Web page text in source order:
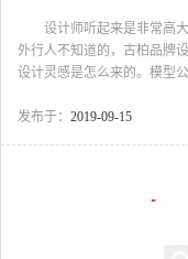
设计师听起来是非常高大
外行人不知道的，古柏品牌
设计灵感是怎么来的。模
意，虽说设计是需要有那种
绘出自己的设计灵感，这
发布于： 2019-09-15